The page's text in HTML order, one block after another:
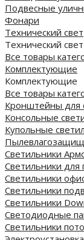
Подвесные
Фонари
Технический свет
Технический свет
Все товары
Комплектующие
Комплектующие
Все товары
Кронштейны для
Консольные
Купольные
Светильники
Светильники для
Светильники
Светильники
Светильники
Светодиодные
Cветильники